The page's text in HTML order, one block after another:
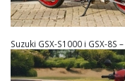
Suzuki GSX-S1000 i GSX-